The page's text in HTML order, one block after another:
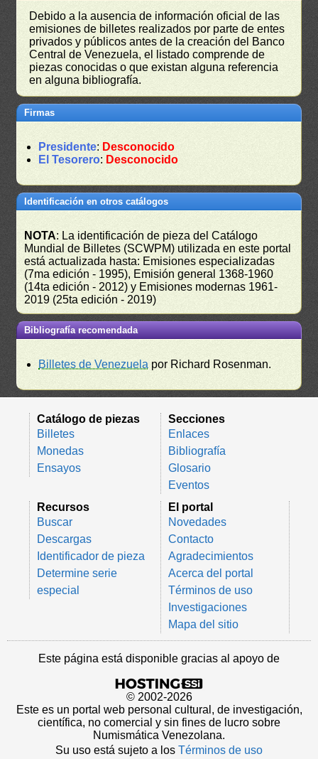
Debido a la ausencia de información oficial de las
emisiones de billetes realizados por parte de entes
privados y públicos antes de la creación del Banco
Central de Venezuela, el listado comprende de
piezas conocidas o que existan alguna referencia
en alguna bibliografía.
Firmas
Presidente: Desconocido
El Tesorero: Desconocido
Identificación en otros catálogos
NOTA: La identificación de pieza del Catálogo
Mundial de Billetes (SCWPM) utilizada en este portal
está actualizada hasta: Emisiones especializadas
(7ma edición - 1995), Emisión general 1368-1960
(14ta edición - 2012) y Emisiones modernas 1961-
2019 (25ta edición - 2019)
Bibliografía recomendada
Billetes de Venezuela por Richard Rosenman.
Catálogo de piezas
Billetes
Monedas
Ensayos
Secciones
Enlaces
Bibliografía
Glosario
Eventos
Recursos
Buscar
Descargas
Identificador de pieza
Determine serie
especial
El portal
Novedades
Contacto
Agradecimientos
Acerca del portal
Términos de uso
Investigaciones
Mapa del sitio
Este página está disponible gracias al apoyo de
© 2002-2026
Este es un portal web personal cultural, de investigación,
científica, no comercial y sin fines de lucro sobre
Numismática Venezolana.
Su uso está sujeto a los Términos de uso